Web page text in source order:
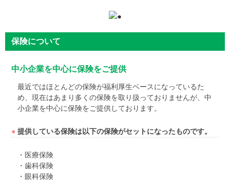
保険について
中小企業を中心に保険をご提供
最近ではほとんどの保険が福利厚生ベースになっているた
め、現在はあまり多くの保険を取り扱っておりませんが、中
小企業を中心に保険をご提供しております。
● 提供している保険は以下の保険がセットになったものです。
・医療保険
・歯科保険
・眼科保険